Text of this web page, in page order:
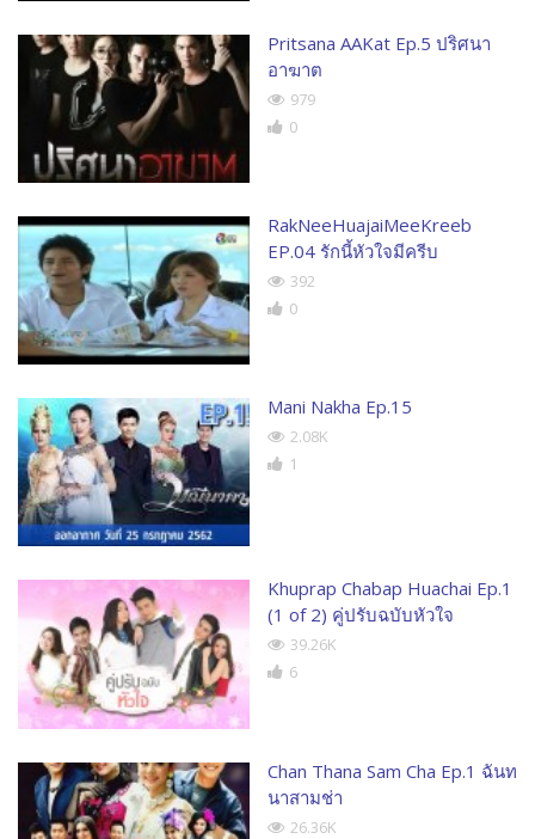
Pritsana AAKat Ep.5 ปริศนา
อาฆาต
979
0
RakNeeHuajaiMeeKreeb
EP.04 รักนี้หัวใจมีครีบ
392
0
Mani Nakha Ep.15
2.08K
1
Khuprap Chabap Huachai Ep.1
(1 of 2) คู่ปรับฉบับหัวใจ
39.26K
6
Chan Thana Sam Cha Ep.1 ฉันท
นาสามช่า
26.36K